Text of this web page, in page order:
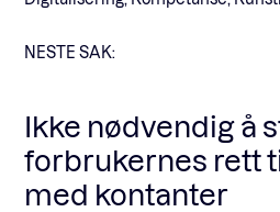
NESTE SAK:
Ikke nødvendig å
forbrukernes rett
med kontanter